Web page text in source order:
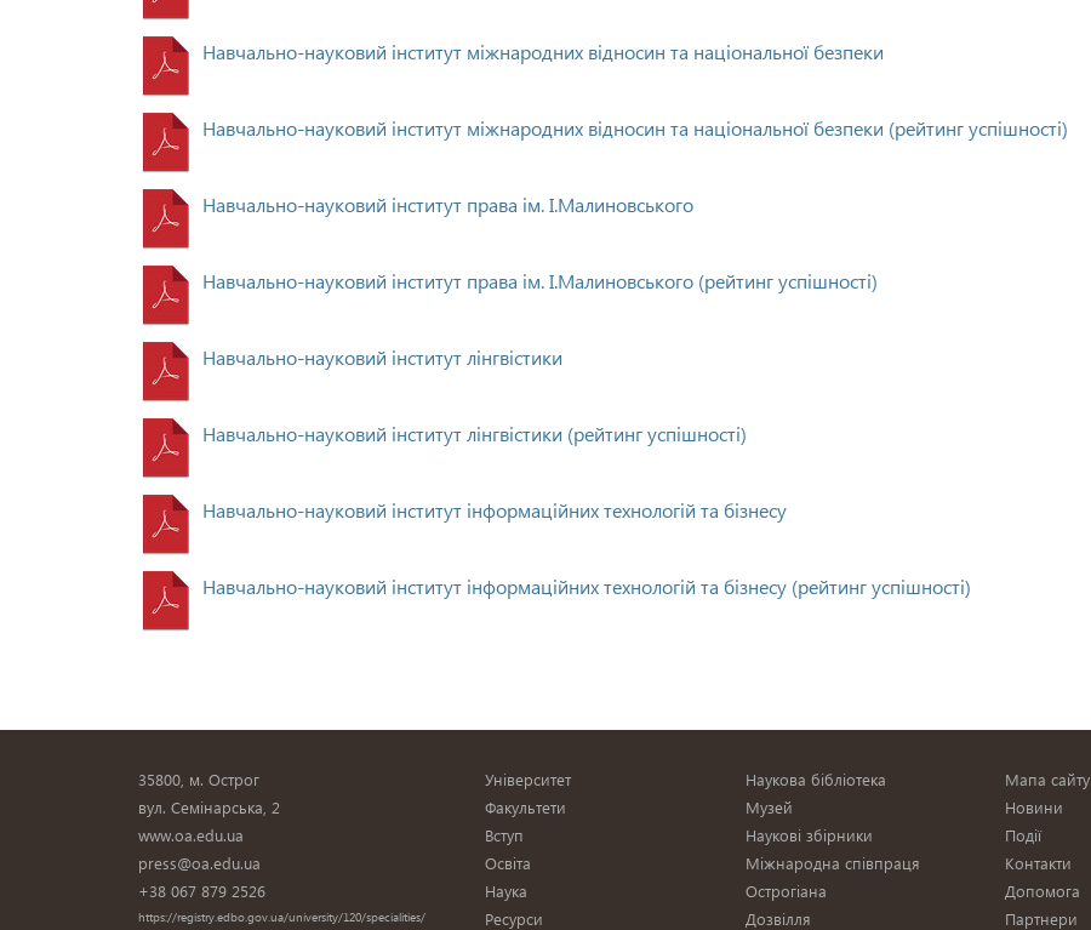
Навчально-науковий інститут міжнародних відносин та національної безпеки
Навчально-науковий інститут міжнародних відносин та національної безпеки (рейтинг успішності)
Навчально-науковий інститут права ім. І.Малиновського
Навчально-науковий інститут права ім. І.Малиновського (рейтинг успішності)
Навчально-науковий інститут лінгвістики
Навчально-науковий інститут лінгвістики (рейтинг успішності)
Навчально-науковий інститут інформаційних технологій та бізнесу
Навчально-науковий інститут інформаційних технологій та бізнесу (рейтинг успішності)
Наукова бібліотека
Музей
Наукові збірники
Міжнародна співпраця
Острогіана
Дозвілля
35800, м. Острог
вул. Семінарська, 2
www.oa.edu.ua
press@oa.edu.ua
+38 067 879 2526
https://registry.edbo.gov.ua/university/120/specialities/
Університет
Факультети
Вступ
Освіта
Наука
Ресурси
Мапа сайту
Новини
Події
Контакти
Допомога
Партнери